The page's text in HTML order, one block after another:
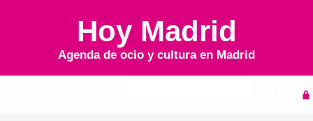
Hoy Madrid
Agenda de ocio y cultura en Madrid